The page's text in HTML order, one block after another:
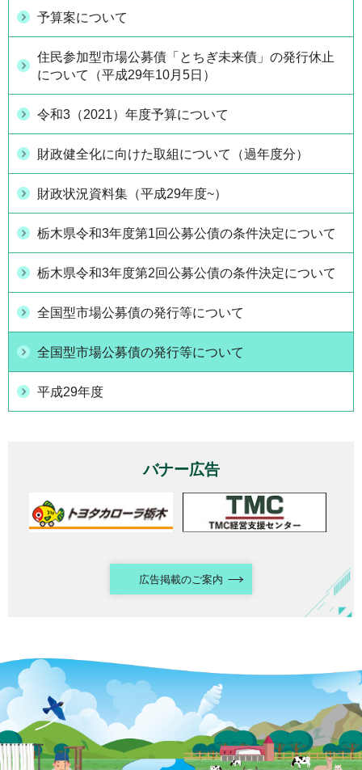
予算案について
住民参加型市場公募債「とちぎ未来債」の発行休止
について（平成29年10月5日）
令和3（2021）年度予算について
財政健全化に向けた取組について（過年度分）
財政状況資料集（平成29年度~）
栃木県令和3年度第1回公募公債の条件決定について
栃木県令和3年度第2回公募公債の条件決定について
全国型市場公募債の発行等について
全国型市場公募債の発行等について
平成29年度
バナー広告
広告掲載のご案内